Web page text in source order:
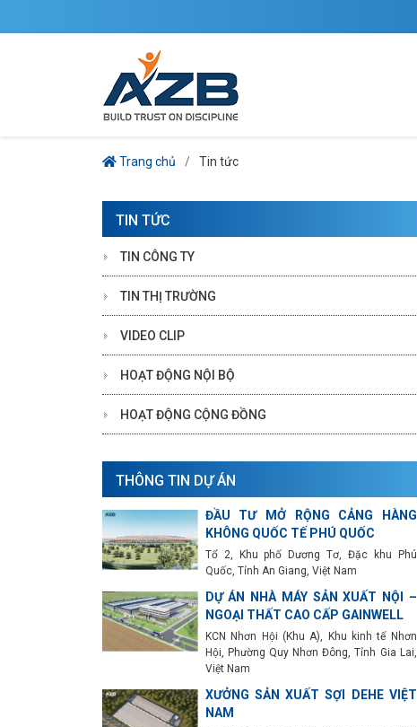
Trang chủ Tin tức
TIN TỨC
TIN CÔNG TY
TIN THỊ TRƯỜNG
VIDEO CLIP
HOẠT ĐỘNG NỘI BỘ
HOẠT ĐỘNG CỘNG ĐỒNG
THÔNG TIN DỰ ÁN
ĐẦU TƯ MỞ RỘNG CẢNG HÀNG
KHÔNG QUỐC TẾ PHÚ QUỐC
Tổ 2, Khu phố Dương Tơ, Đặc khu Phú
Quốc, Tỉnh An Giang, Việt Nam
DỰ ÁN NHÀ MÁY SẢN XUẤT NỘI –
NGOẠI THẤT CAO CẤP GAINWELL
KCN Nhơn Hội (Khu A), Khu kinh tế Nhơn
Hội, Phường Quy Nhơn Đông, Tỉnh Gia Lai,
Việt Nam
XƯỞNG SẢN XUẤT SỢI DEHE VIỆT
NAM